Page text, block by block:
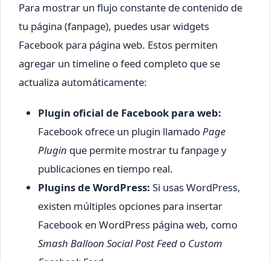
Para mostrar un flujo constante de contenido de
tu página (fanpage), puedes usar widgets
Facebook para página web. Estos permiten
agregar un timeline o feed completo que se
actualiza automáticamente:
Plugin oficial de Facebook para web:
Facebook ofrece un plugin llamadoPage
Plugin que permite mostrar tu fanpage y
publicaciones en tiempo real.
Plugins de WordPress: Si usas WordPress,
existen múltiples opciones para insertar
Facebook en WordPress página web, como
Smash Balloon Social Post Feed o Custom